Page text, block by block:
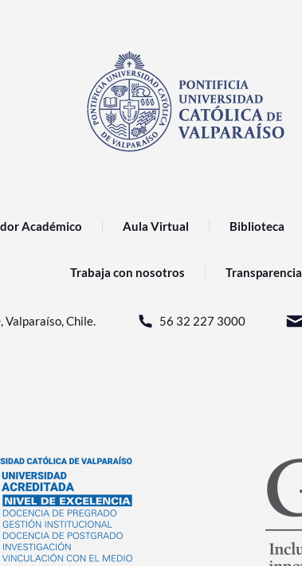
Académico Aula Virtual Biblioteca
Trabaja con nosotros Transparencia
Valparaíso, Chile. 56 32 227 3000